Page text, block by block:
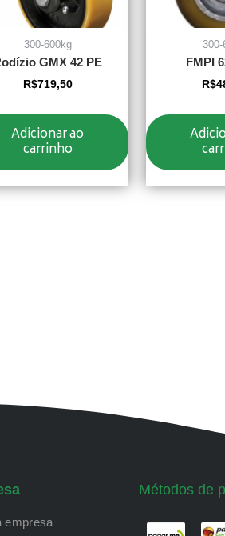
300-600kg
GMX 42 PE
R$719,50
Adicionar ao
carrinho
FMPI
R$
empresa
Métodos de